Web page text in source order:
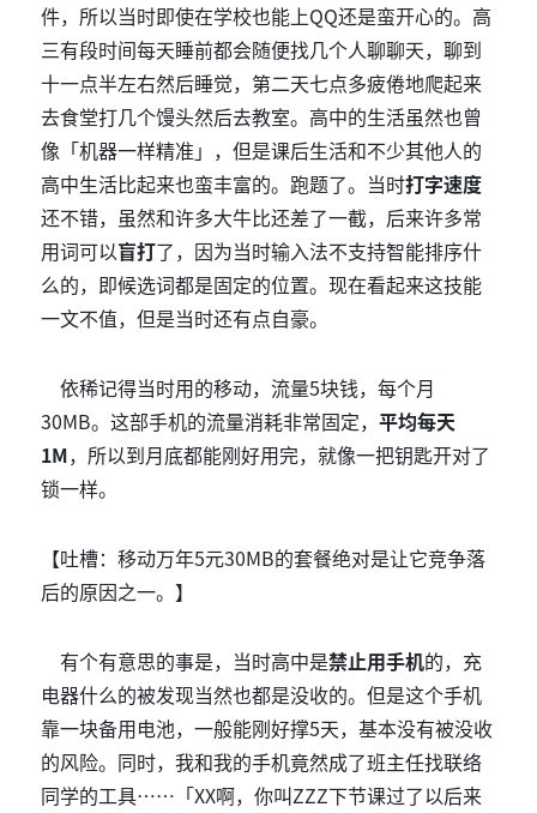
件，所以当时即使在学校也能上QQ还是蛮开心的。高
三有段时间每天睡前都会随便找几个人聊聊天，聊到
十一点半左右然后睡觉，第二天七点多疲倦地爬起来
去食堂打几个馒头然后去教室。高中的生活虽然也曾
像「机器一样精准」，但是课后生活和不少其他人的
高中生活比起来也蛮丰富的。跑题了。当时打字速度
还不错，虽然和许多大牛比还差了一截，后来许多常
用词可以盲打了，因为当时输入法不支持智能排序什
么的，即候选词都是固定的位置。现在看起来这技能
一文不值，但是当时还有点自豪。
依稀记得当时用的移动，流量5块钱，每个月
30MB。这部手机的流量消耗非常固定， 平均每天
1M，所以到月底都能刚好用完，就像一把钥匙开对了
锁一样。
【吐槽：移动万年5元30MB的套餐绝对是让它竞争落
后的原因之一。】
有个有意思的事是，当时高中是禁止用手机的，充
电器什么的被发现当然也都是没收的。但是这个手机
靠一块备用电池，一般能刚好撑5天，基本没有被没收
的风险。同时，我和我的手机竟然成了班主任找联络
同学的工具……「XX啊，你叫ZZZ下节课过了以后来